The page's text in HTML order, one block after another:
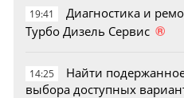
19:41
Диагностика и
Турбо Дизель Сервис ®
14:25
Найти
выбора доступных